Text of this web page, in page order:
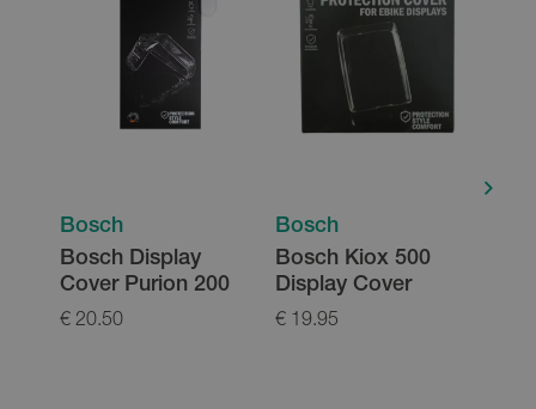
Bosch
Bosch Display
Cover Purion 200
€ 20.50
Bosch
Bosch Kiox 500
Display Cover
€ 19.95